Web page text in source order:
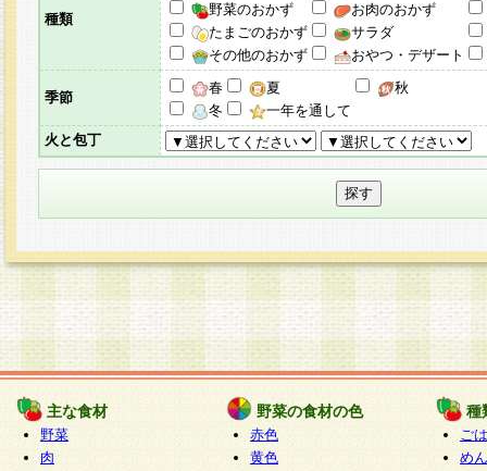
種類
野菜のおかず
お肉のおかず
たまごのおかず
サラダ
その他のおかず
おやつ・デザート
季節
春 夏
秋
冬
一年を通して
火と包丁
主な食材
野菜
肉
野菜の食材の色
赤色
黄色
種
ご
めん